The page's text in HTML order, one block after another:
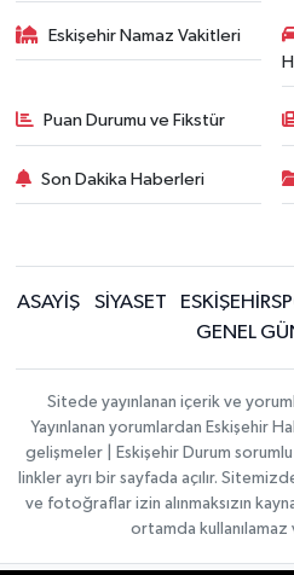
Eskişehir Namaz Vakitleri
Puan Durumu ve Fikstür
Son Dakika Haberleri
ASAYİŞ SİYASET
GENEL
Sitede yayınlanan içerik ve
Yayınlanan yorumlardan Eskişehir
gelişmeler | Eskişehir Durum
linkler ayrı bir sayfada açılır.
ve fotoğraflar izin alınmaksızın
ortamda kullanılamaz